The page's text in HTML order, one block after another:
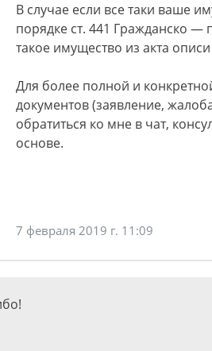
В случае если все таки ваше
порядке ст. 441 Гражданско —
такое имущество из акта описи
Для более полной и
документов (заявление,
обратиться ко мне в чат,
основе.
7 февраля 2019 г. 11:09